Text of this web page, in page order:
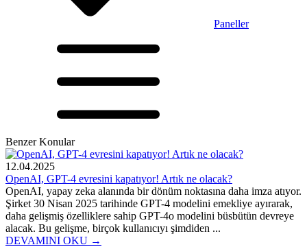
Paneller
Benzer Konular
12.04.2025
OpenAI, GPT-4 evresini kapatıyor! Artık ne olacak?
OpenAI, yapay zeka alanında bir dönüm noktasına daha imza atıyor.
Şirket 30 Nisan 2025 tarihinde GPT-4 modelini emekliye ayırarak,
daha gelişmiş özelliklere sahip GPT-4o modelini büsbütün devreye
alacak. Bu gelişme, birçok kullanıcıyı şimdiden ...
DEVAMINI OKU →